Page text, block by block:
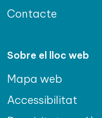
Contacte
Sobre el lloc web
Mapa web
Accessibilitat